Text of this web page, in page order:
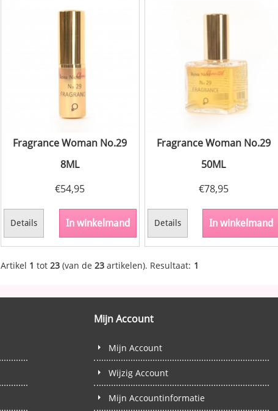
Fragrance Woman No.29
8ML
€54,95
Details In winkelmand
Fragrance Woman No.29
50ML
€78,95
Details In winkelmand
Artikel 1 tot 23 (van de 23 artikelen). Resultaat: 1
Mijn Account
Mijn Account
Wijzig Account
Mijn Accountinformatie